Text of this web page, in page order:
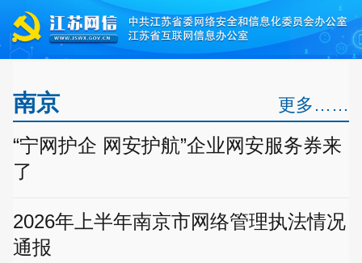
更多……
南京
“宁网护企 网安护航”企业网安服务券来
了
2026年上半年南京市网络管理执法情况
通报